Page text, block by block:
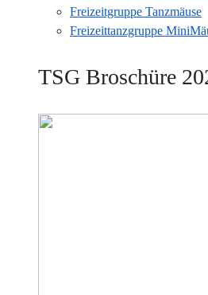
Freizeitgruppe Tanzmäuse
Freizeittanzgruppe
TSG Broschüre